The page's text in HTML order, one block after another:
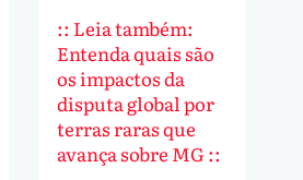
:: Leia também:
Entenda quais são
os impactos da
disputa global por
terras raras que
avança sobre MG ::